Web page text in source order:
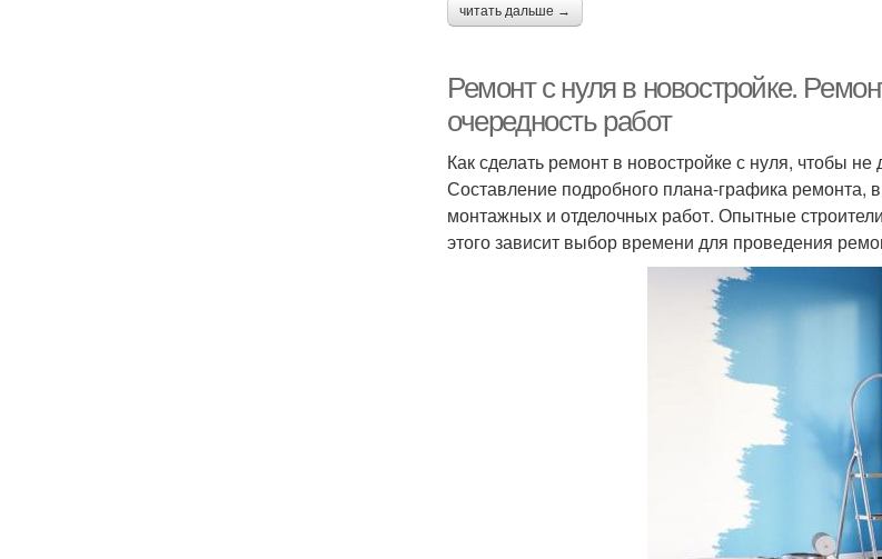
читать дальше →
Ремонт с нуля в новостройке.
очередность работ
Как сделать ремонт в новостройке с нуля, чтобы
Составление подробного плана-графика ремонта,
монтажных и отделочных работ. Опытные
этого зависит выбор времени для проведения